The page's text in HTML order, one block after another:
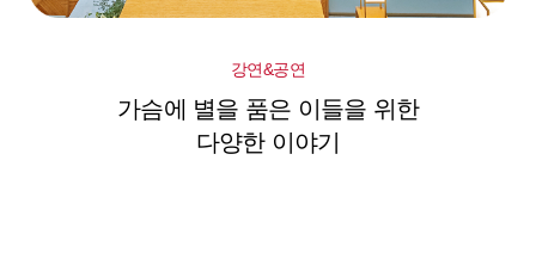
강연&공연
가슴에 별을 품은 이들을 위한
다양한 이야기